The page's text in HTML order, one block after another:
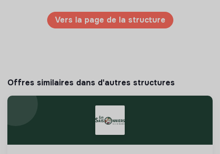
Vers la page de la structure
Offres similaires dans d'autres structures